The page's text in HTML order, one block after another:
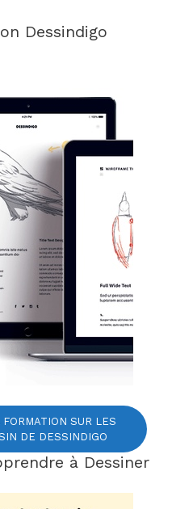
Dessindigo
SUR LES
DE DESSINDIGO
à Dessiner